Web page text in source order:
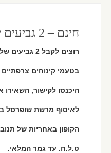
חינם – 2 גביעים יופלה אוללה במתנה – תנובה
רוצים לקבל 2 גביעים של יופלה אוללה מבית תנובה – יוגורט בטעם וניל עם שכבות מפנקות בתחתית,
בטעמי קינוחים
היכנסו לקישור, השאירו את הנייד
לאיסוף מרשת שופרסל
הקופון באחריות של
ט.ל.ח. עד גמר המלאי.